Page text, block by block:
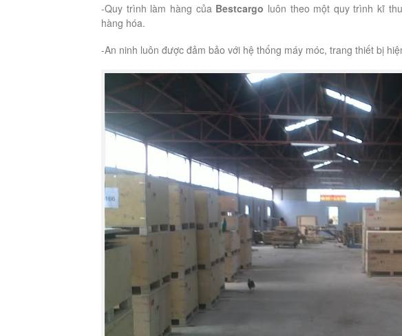
-Quy trình làm hàng của Bestcargo luôn theo một quy trình kĩ
hàng hóa.
-An ninh luôn được đảm bảo với hệ thống máy móc, trang thiết bị